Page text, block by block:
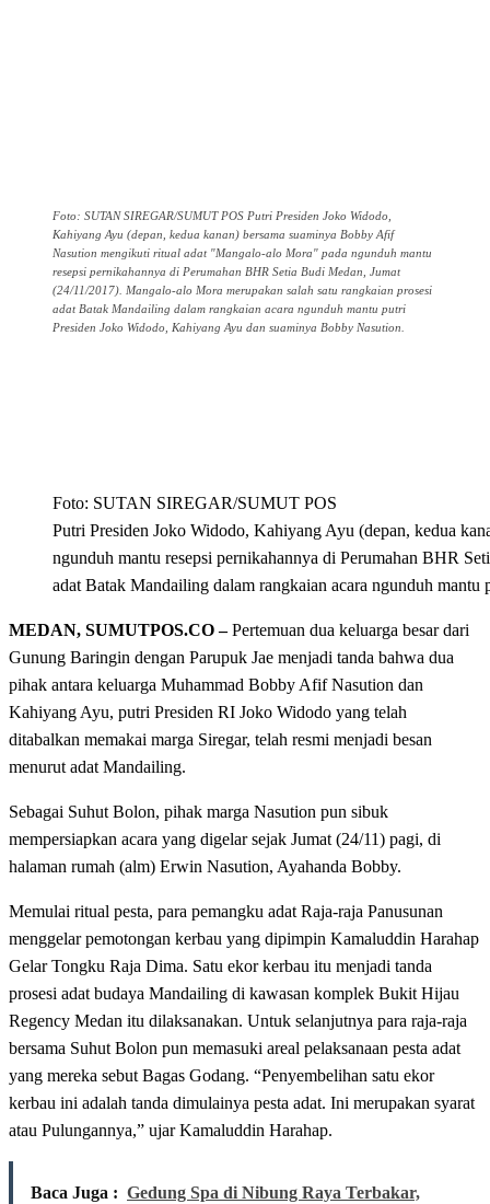
Foto: SUTAN SIREGAR/SUMUT POS Putri Presiden Joko Widodo,
Kahiyang Ayu (depan, kedua kanan) bersama suaminya Bobby Afif
Nasution mengikuti ritual adat "Mangalo-alo Mora" pada ngunduh mantu
resepsi pernikahannya di Perumahan BHR Setia Budi Medan, Jumat
(24/11/2017). Mangalo-alo Mora merupakan salah satu rangkaian prosesi
adat Batak Mandailing dalam rangkaian acara ngunduh mantu putri
Presiden Joko Widodo, Kahiyang Ayu dan suaminya Bobby Nasution.
Foto: SUTAN SIREGAR/SUMUT POS
Putri Presiden Joko Widodo, Kahiyang Ayu (depan, kedua
ngunduh mantu resepsi pernikahannya di Perumahan BHR
adat Batak Mandailing dalam rangkaian acara ngunduh
MEDAN, SUMUTPOS.CO –Pertemuan dua keluarga besar dari
Gunung Baringin dengan Parupuk Jae menjadi tanda bahwa dua
pihak antara keluarga Muhammad Bobby Afif Nasution dan
Kahiyang Ayu, putri Presiden RI Joko Widodo yang telah
ditabalkan memakai marga Siregar, telah resmi menjadi besan
menurut adat Mandailing.
Sebagai Suhut Bolon, pihak marga Nasution pun sibuk
mempersiapkan acara yang digelar sejak Jumat (24/11) pagi, di
halaman rumah (alm) Erwin Nasution, Ayahanda Bobby.
Memulai ritual pesta, para pemangku adat Raja-raja Panusunan
menggelar pemotongan kerbau yang dipimpin Kamaluddin Harahap
Gelar Tongku Raja Dima. Satu ekor kerbau itu menjadi tanda
prosesi adat budaya Mandailing di kawasan komplek Bukit Hijau
Regency Medan itu dilaksanakan. Untuk selanjutnya para raja-raja
bersama Suhut Bolon pun memasuki areal pelaksanaan pesta adat
yang mereka sebut Bagas Godang. “Penyembelihan satu ekor
kerbau ini adalah tanda dimulainya pesta adat. Ini merupakan syarat
atau Pulungannya,” ujar Kamaluddin Harahap.
Baca Juga : Gedung Spa di Nibung Raya Terbakar,